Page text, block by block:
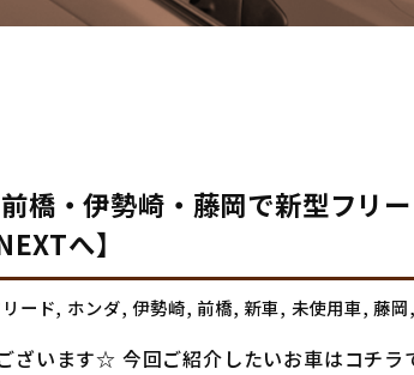
橋・伊勢崎・藤岡で新型フリー
へ】
ード, ホンダ,伊勢崎, 前橋, 新車, 未使用車,藤岡,
います☆ 今回ご紹介したいお車はコチラで